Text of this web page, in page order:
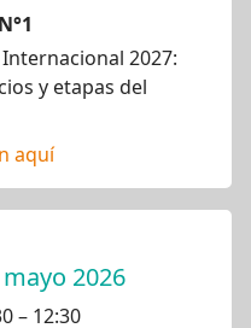
2027:
y etapas del
aquí
2026
– 12:30